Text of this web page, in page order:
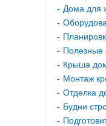
Дома для
Полезные
Крыша
Монтаж
Отделка
Будни